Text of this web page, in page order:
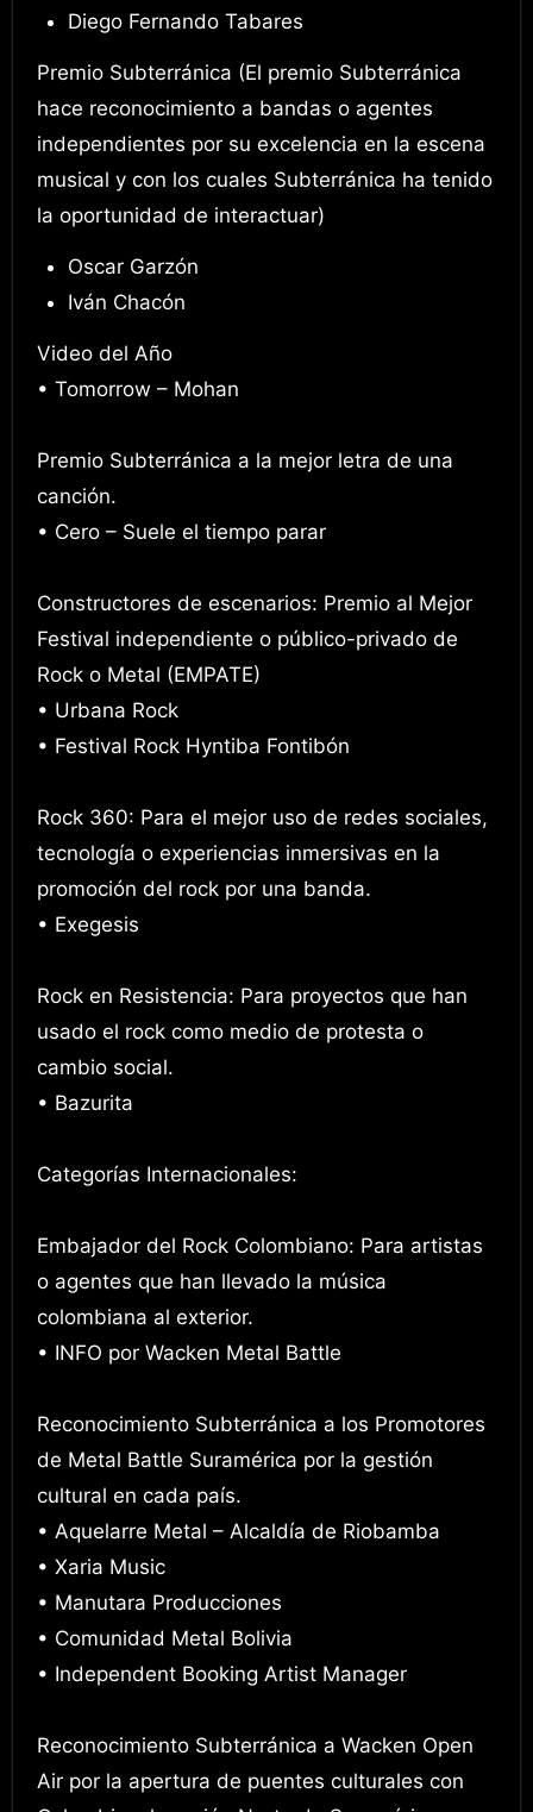
Diego Fernando Tabares
Premio Subterránica (El premio Subterránica
hace reconocimiento a bandas o agentes
independientes por su excelencia en la escena
musical y con los cuales Subterránica ha tenido
la oportunidad de interactuar)
Oscar Garzón
Iván Chacón
Video del Año
• Tomorrow – Mohan
Premio Subterránica a la mejor letra de una
canción.
• Cero – Suele el tiempo parar
Constructores de escenarios: Premio al Mejor
Festival independiente o público-privado de
Rock o Metal (EMPATE)
• Urbana Rock
• Festival Rock Hyntiba Fontibón
Rock 360: Para el mejor uso de redes sociales,
tecnología o experiencias inmersivas en la
promoción del rock por una banda.
• Exegesis
Rock en Resistencia: Para proyectos que han
usado el rock como medio de protesta o
cambio social.
• Bazurita
Categorías Internacionales:
Embajador del Rock Colombiano: Para artistas
o agentes que han llevado la música
colombiana al exterior.
• INFO por Wacken Metal Battle
Reconocimiento Subterránica a los Promotores
de Metal Battle Suramérica por la gestión
cultural en cada país.
• Aquelarre Metal – Alcaldía de Riobamba
• Xaria Music
• Manutara Producciones
• Comunidad Metal Bolivia
• Independent Booking Artist Manager
Reconocimiento Subterránica a Wacken Open
Air por la apertura de puentes culturales con